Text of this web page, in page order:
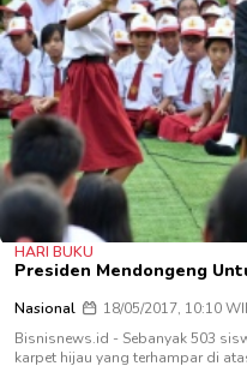
HARI BUKU
Presiden Mendongeng
Nasional
18/05/2017, 10:10
Bisnisnews.id - Sebanyak 503
karpet hijau yang terhampar di